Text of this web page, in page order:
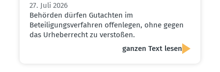
27. Juli 2026
Behörden dürfen Gutachten im
Beteiligungsverfahren offenlegen, ohne gegen
das Urheberrecht zu verstoßen.
ganzen Text lesen